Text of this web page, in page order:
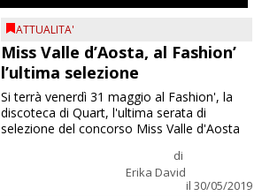
ATTUALITA'
Miss Valle d’Aosta, al Fashion’
l’ultima selezione
di
Erika David
il 30/05/2019
Si terrà venerdì 31 maggio al Fashion', la
discoteca di Quart, l'ultima serata di
selezione del concorso Miss Valle d'Aosta